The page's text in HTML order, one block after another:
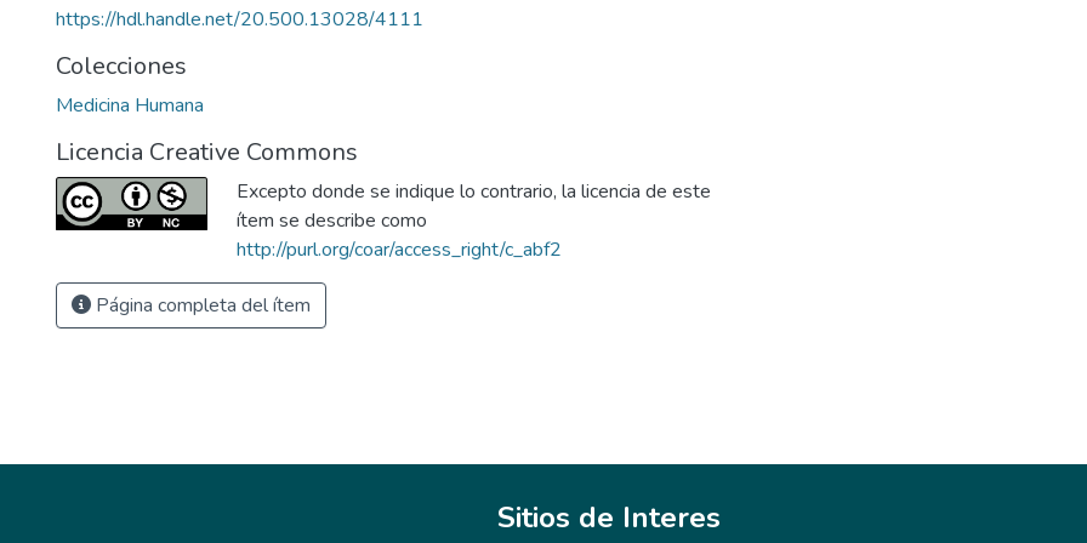
https://hdl.handle.net/20.500.13028/4111
Colecciones
Medicina Humana
Licencia Creative Commons
Excepto donde se indique lo contrario, la licencia de este
ítem se describe como
http://purl.org/coar/access_right/c_abf2
Página completa del ítem
Sitios de Interes